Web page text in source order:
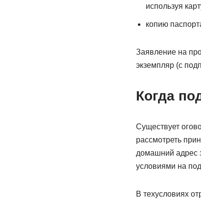
используя
копию
Заявление на
экземпляр (с
Когда
Существует
рассмотреть
домашний адрес
условиями на
В техусловиях